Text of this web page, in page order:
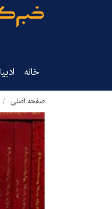
خانه
صفحه اصلی